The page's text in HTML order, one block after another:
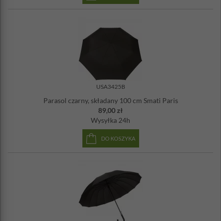
USA3425B
Parasol czarny, składany 100 cm Smati Paris
89,00 zł
Wysyłka 24h
DO KOSZYKA